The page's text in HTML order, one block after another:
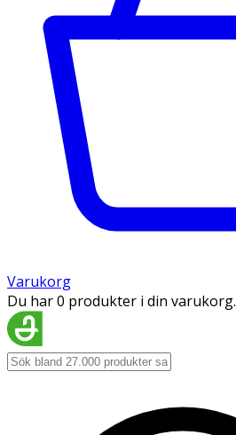
Varukorg
Du har 0 produkter i din varukorg.